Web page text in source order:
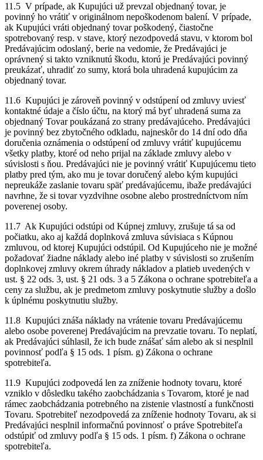
11.5 V prípade, ak Kupujúci už prevzal objednaný tovar, je
povinný ho vrátiť v originálnom nepoškodenom balení. V prípade,
ak Kupujúci vráti objednaný tovar poškodený, čiastočne
spotrebovaný resp. v stave, ktorý nezodpovedá stavu, v ktorom bol
Predávajúcim odoslaný, berie na vedomie, že Predávajúci je
oprávnený si takto vzniknutú škodu, ktorú je Predávajúci povinný
preukázať, uhradiť zo sumy, ktorá bola uhradená kupujúcim za
objednaný tovar.
11.6 Kupujúci je zároveň povinný v odstúpení od zmluvy uviesť
kontaktné údaje a číslo účtu, na ktorý má byť uhradená suma za
objednaný Tovar poukázaná zo strany predávajúceho. Predávajúci
je povinný bez zbytočného odkladu, najneskôr do 14 dní odo dňa
doručenia oznámenia o odstúpení od zmluvy vrátiť kupujúcemu
všetky platby, ktoré od neho prijal na základe zmluvy alebo v
súvislosti s ňou. Predávajúci nie je povinný vrátiť Kupujúcemu tieto
platby pred tým, ako mu je tovar doručený alebo kým kupujúci
nepreukáže zaslanie tovaru späť predávajúcemu, ibaže predávajúci
navrhne, že si tovar vyzdvihne osobne alebo prostredníctvom ním
poverenej osoby.
11.7 Ak Kupujúci odstúpi od Kúpnej zmluvy, zrušuje tá sa od
počiatku, ako aj každá doplnková zmluva súvisiaca s Kúpnou
zmluvou, od ktorej Kupujúci odstúpil. Od Kupujúceho nie je možné
požadovať žiadne náklady alebo iné platby v súvislosti so zrušením
doplnkovej zmluvy okrem úhrady nákladov a platieb uvedených v
ust. § 22 ods. 3, ust. § 21 ods. 3 a 5 Zákona o ochrane spotrebiteľa a
ceny za službu, ak je predmetom zmluvy poskytnutie služby a došlo
k úplnému poskytnutiu služby.
11.8 Kupujúci znáša náklady na vrátenie tovaru Predávajúcemu
alebo osobe poverenej Predávajúcim na prevzatie tovaru. To neplatí,
ak Predávajúci súhlasil, že ich bude znášať sám alebo ak si nesplnil
povinnosť podľa § 15 ods. 1 písm. g) Zákona o ochrane
spotrebiteľa.
11.9 Kupujúci zodpovedá len za zníženie hodnoty tovaru, ktoré
vzniklo v dôsledku takého zaobchádzania s Tovarom, ktoré je nad
rámec zaobchádzania potrebného na zistenie vlastností a funkčnosti
Tovaru. Spotrebiteľ nezodpovedá za zníženie hodnoty Tovaru, ak si
Predávajúci nesplnil informačnú povinnosť o práve Spotrebiteľa
odstúpiť od zmluvy podľa § 15 ods. 1 písm. f) Zákona o ochrane
spotrebiteľa.